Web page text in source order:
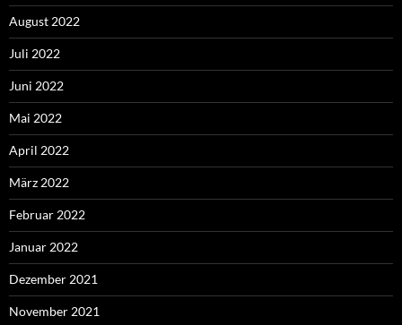
August 2022
Juli 2022
Juni 2022
Mai 2022
April 2022
März 2022
Februar 2022
Januar 2022
Dezember 2021
November 2021